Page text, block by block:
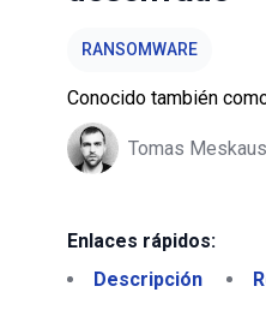
RANSOMWARE
Conocido también
Tomas
Enlaces rápidos:
Descripción